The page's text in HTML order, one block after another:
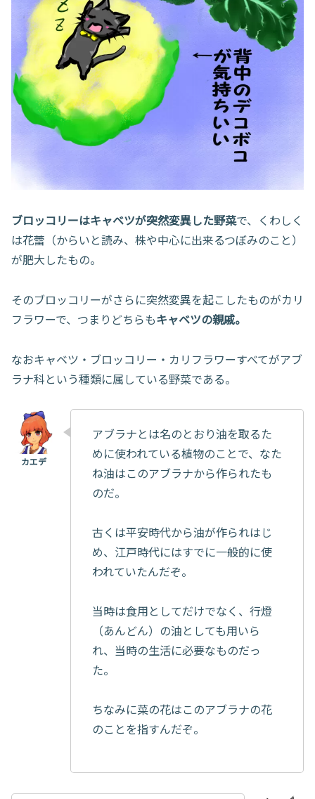
ブロッコリーはキャベツが突然変異した野菜で、くわしく
は花蕾（からいと読み、株や中心に出来るつぼみのこと）
が肥大したもの。
そのブロッコリーがさらに突然変異を起こしたものがカリ
フラワーで、つまりどちらもキャベツの親戚。
なおキャベツ・ブロッコリー・カリフラワーすべてがアブ
ラナ科という種類に属している野菜である。
アブラナとは名のとおり油を取るた
めに使われている植物のことで、なた
ね油はこのアブラナから作られたも
のだ。
古くは平安時代から油が作られはじ
め、江戸時代にはすでに一般的に使
われていたんだぞ。
当時は食用としてだけでなく、行燈
（あんどん）の油としても用いら
れ、当時の生活に必要なものだっ
た。
ちなみに菜の花はこのアブラナの花
のことを指すんだぞ。